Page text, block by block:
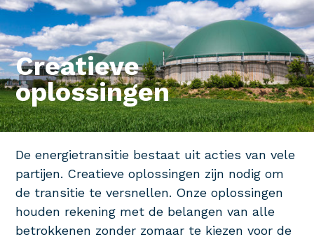
Creatieve
oplossingen
De energietransitie bestaat uit acties van vele
partijen. Creatieve oplossingen zijn nodig om
de transitie te versnellen. Onze oplossingen
houden rekening met de belangen van alle
betrokkenen zonder zomaar te kiezen voor de